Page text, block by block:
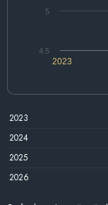
2023
4.5
5
2023
2024
2025
2026